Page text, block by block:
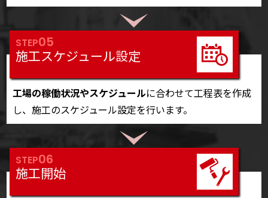
STEP05
施工スケジュール設定
工場の稼働状況やスケジュールに合わせて工程表を作成
し、施工のスケジュール設定を行います。
STEP06
施工開始